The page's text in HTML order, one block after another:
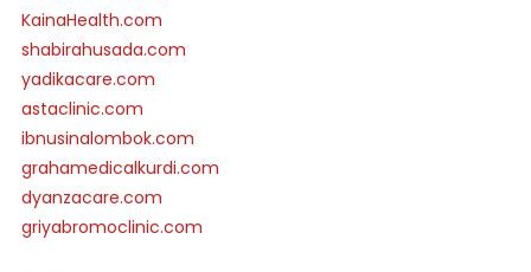
KainaHealth.com
shabirahusada.com
yadikacare.com
astaclinic.com
ibnusinalombok.com
grahamedicalkurdi.com
dyanzacare.com
griyabromoclinic.com